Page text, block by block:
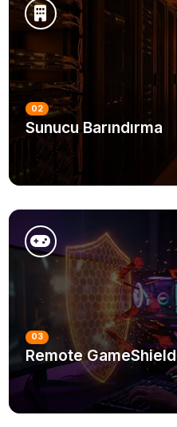
02
Sunucu Barındırma
03
Remote GameShield